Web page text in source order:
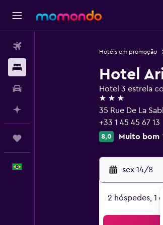
Hotéis em promoção
Hotel
Hotel 3 estrela
3 estrelas
35 Rue De La
+33 1 45 45 67 13
8,0 Muito bom
sex 14/8
2 hóspedes, 1